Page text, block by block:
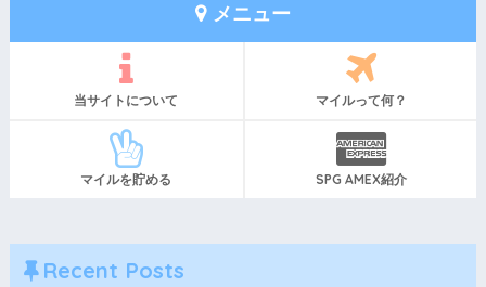
メニュー
当サイトについて マイルって何？
マイルを貯める SPG AMEX紹介
Recent Posts